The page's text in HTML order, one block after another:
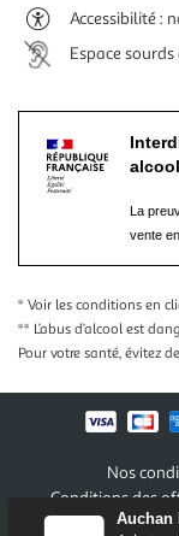
Auchan
Accessibilité :
Espace
La
vente
* Voir les conditions en
** L’abus d’alcool est
Pour votre santé, évitez
Nos
Conditions des
Politique de